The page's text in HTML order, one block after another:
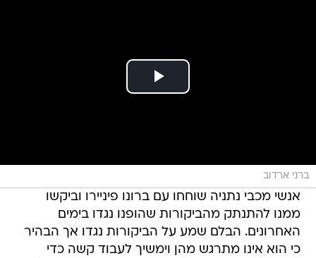
ברני ארדוב
אנשי מכבי נתניה שוחחו עם ברונו פיניירו וביקשו
ממנו להתנתק מהביקורות שהופנו נגדו בימים
האחרונים. הבלם שמע על הביקורות נגדו אך הבהיר
כי הוא אינו מתרגש מהן וימשיך לעבוד קשה כדי